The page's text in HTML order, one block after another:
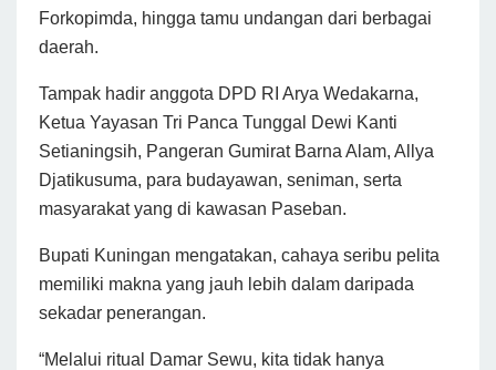
Forkopimda, hingga tamu undangan dari berbagai
daerah.
Tampak hadir anggota DPD RI Arya Wedakarna,
Ketua Yayasan Tri Panca Tunggal Dewi Kanti
Setianingsih, Pangeran Gumirat Barna Alam, Allya
Djatikusuma, para budayawan, seniman, serta
masyarakat yang di kawasan Paseban.
Bupati Kuningan mengatakan, cahaya seribu pelita
memiliki makna yang jauh lebih dalam daripada
sekadar penerangan.
“Melalui ritual Damar Sewu, kita tidak hanya